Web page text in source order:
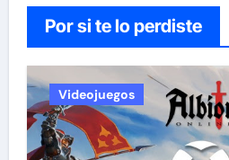
Por si te lo perdiste
Videojuegos